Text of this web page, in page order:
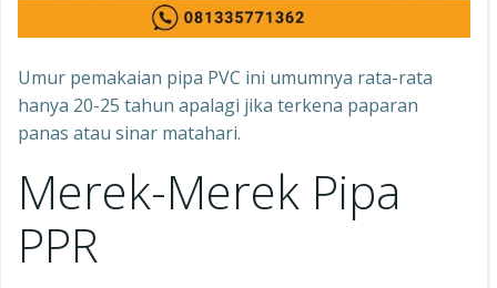
Umur pemakaian pipa PVC ini umumnya rata-rata
hanya 20-25 tahun apalagi jika terkena paparan
panas atau sinar matahari.
Merek-Merek Pipa
PPR